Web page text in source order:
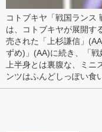
コトブキヤ「戦国ランス
は、コトブキヤが展開す
売された「 上杉謙信 」
ずめ) 」(AA)に続き、「
上半身とは裏腹な、ミニ
ンツはふんどしっぽい食